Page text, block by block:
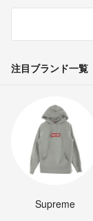
注目ブランド一覧
Supreme